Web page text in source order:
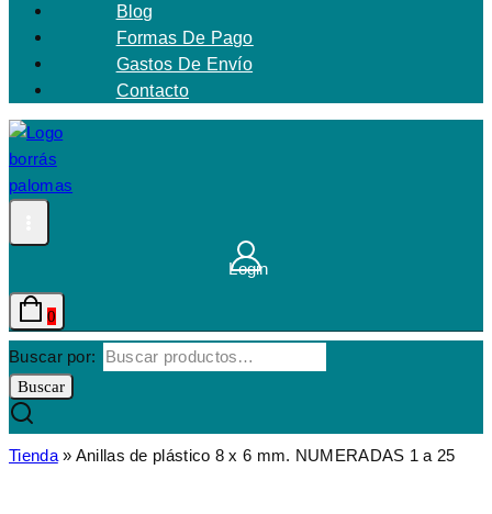
Blog
Formas De Pago
Gastos De Envío
Contacto
Login
0
Buscar por:
Buscar
Tienda» Anillas de plástico 8 x 6 mm. NUMERADAS 1 a 25